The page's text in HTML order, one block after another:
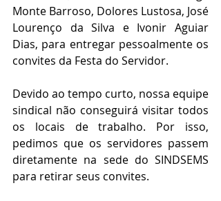
Monte Barroso, Dolores Lustosa, José
Lourenço da Silva e Ivonir Aguiar
Dias, para entregar pessoalmente os
convites da Festa do Servidor.
Devido ao tempo curto, nossa equipe
sindical não conseguirá visitar todos
os locais de trabalho. Por isso,
pedimos que os servidores passem
diretamente na sede do SINDSEMS
para retirar seus convites.